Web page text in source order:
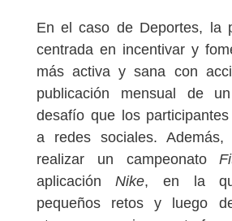
En el caso de Deportes, la
centrada en incentivar y
más activa y sana con
publicación mensual de
desafío que los
a redes sociales. Además,
realizar un campeonato
aplicaciónNike, en la
pequeños retos y luego